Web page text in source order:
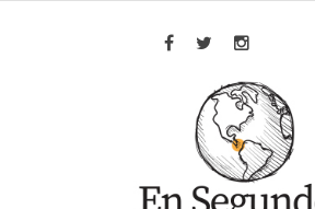
Facebook
TwitterInstagram